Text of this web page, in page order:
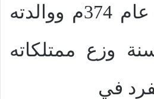
إذ تنيح والده عام 374م ووالدته
وزع ممتلكاته
في